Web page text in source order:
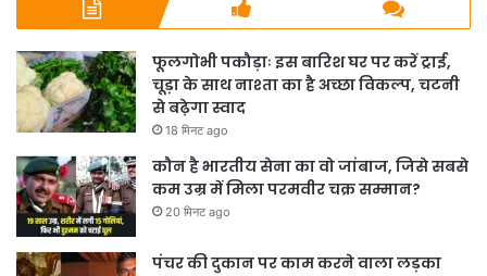
फूलगोभी पकौड़ाः इस बारिश घर पर करें ट्राई,
चूड़ा के साथ नाश्ता का है अच्छा विकल्प, चटनी
से बढ़ेगा स्वाद
18 मिनट ago
कौन है भारतीय सेना का वो जांबाज, जिसे सबसे
कम उम्र में मिला परमवीर चक्र सम्मान?
20 मिनट ago
पंचर की दुकान पर काम करने वाला लड़का